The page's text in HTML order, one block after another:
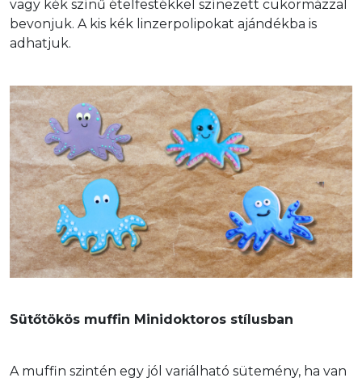
vagy kék színű ételfestékkel színezett cukormázzal
bevonjuk. A kis kék linzerpolipokat ajándékba is
adhatjuk.
Sütőtökös muffin Minidoktoros stílusban
A muffin szintén egy jól variálható sütemény, ha van